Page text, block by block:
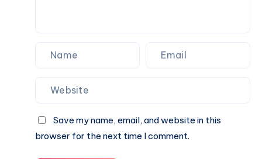
Save my name, email, and website in this
browser for the next time I comment.